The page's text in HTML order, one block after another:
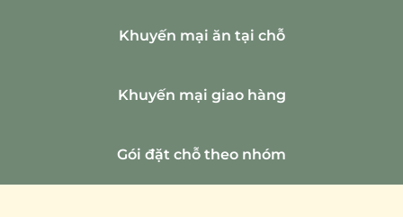
Khuyến mại ăn tại chỗ
Khuyến mại giao hàng
Gói đặt chỗ theo nhóm